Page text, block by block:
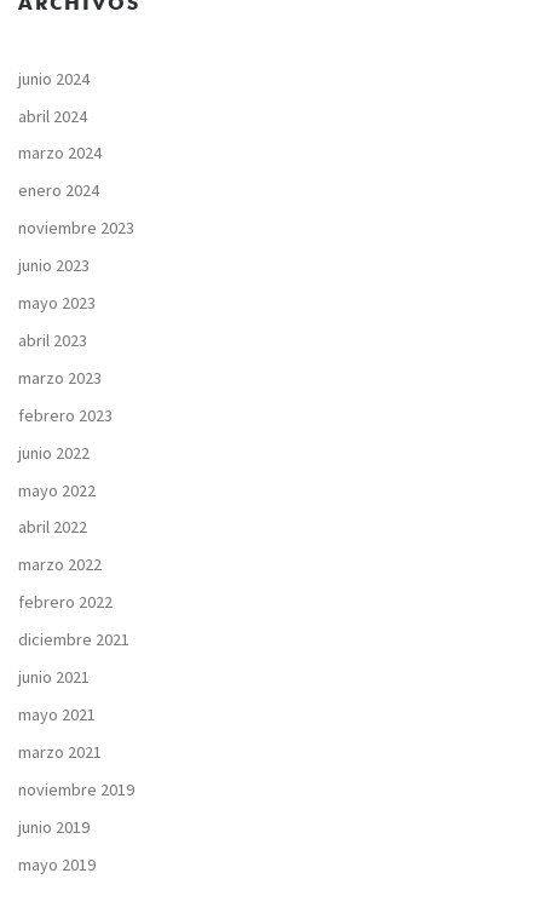
ARCHIVOS
junio 2024
abril 2024
marzo 2024
enero 2024
noviembre 2023
junio 2023
mayo 2023
abril 2023
marzo 2023
febrero 2023
junio 2022
mayo 2022
abril 2022
marzo 2022
febrero 2022
diciembre 2021
junio 2021
mayo 2021
marzo 2021
noviembre 2019
junio 2019
mayo 2019